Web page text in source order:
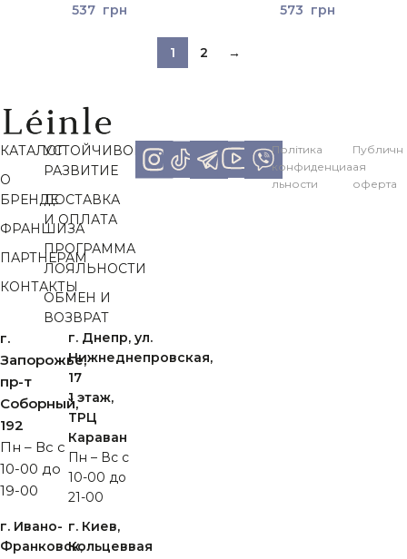
537 грн 573 грн
1 2 →
г.
Запорожье,
пр-т
Cоборный,
192
Пн – Вс с
10-00 до
19-00
г. Днепр, ул.
Нижнеднепровская,
17
1 этаж,
ТРЦ
Караван
Пн – Вс с
10-00 до
21-00
г. Ивано-
Франковск,
г. Киев,
Кольцеввая
КАТАЛОГ
О
БРЕНДЕ
ФРАНШИЗА
ПАРТНЕРАМ
КОНТАКТЫ
УСТОЙЧИВОЕ
РАЗВИТИЕ
ДОСТАВКА
И ОПЛАТА
ПРОГРАММА
ЛОЯЛЬНОСТИ
ОБМЕН И
ВОЗВРАТ
Політика
конфиденциа
льности
Публичн
ая
оферта